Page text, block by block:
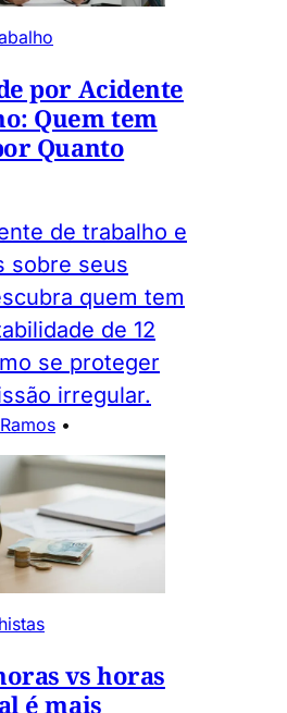
por Acidente
Quem tem
Quanto
de trabalho e
sobre seus
quem tem
de 12
se proteger
irregular.
•
vs horas
é mais